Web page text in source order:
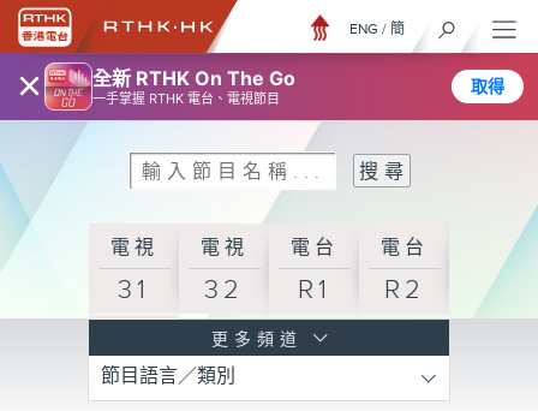
× 全新 RTHK On The Go
一手掌握 RTHK 電台、電視節目
取得
ENG / 簡
電視
31
電視
32
電台
R1
電台
R2
R3
更多頻道
節目語言／類別